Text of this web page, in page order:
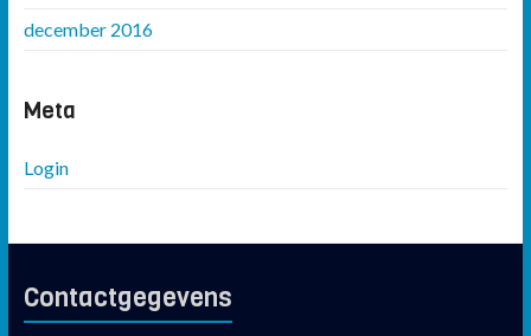
december 2016
Meta
Login
Contactgegevens